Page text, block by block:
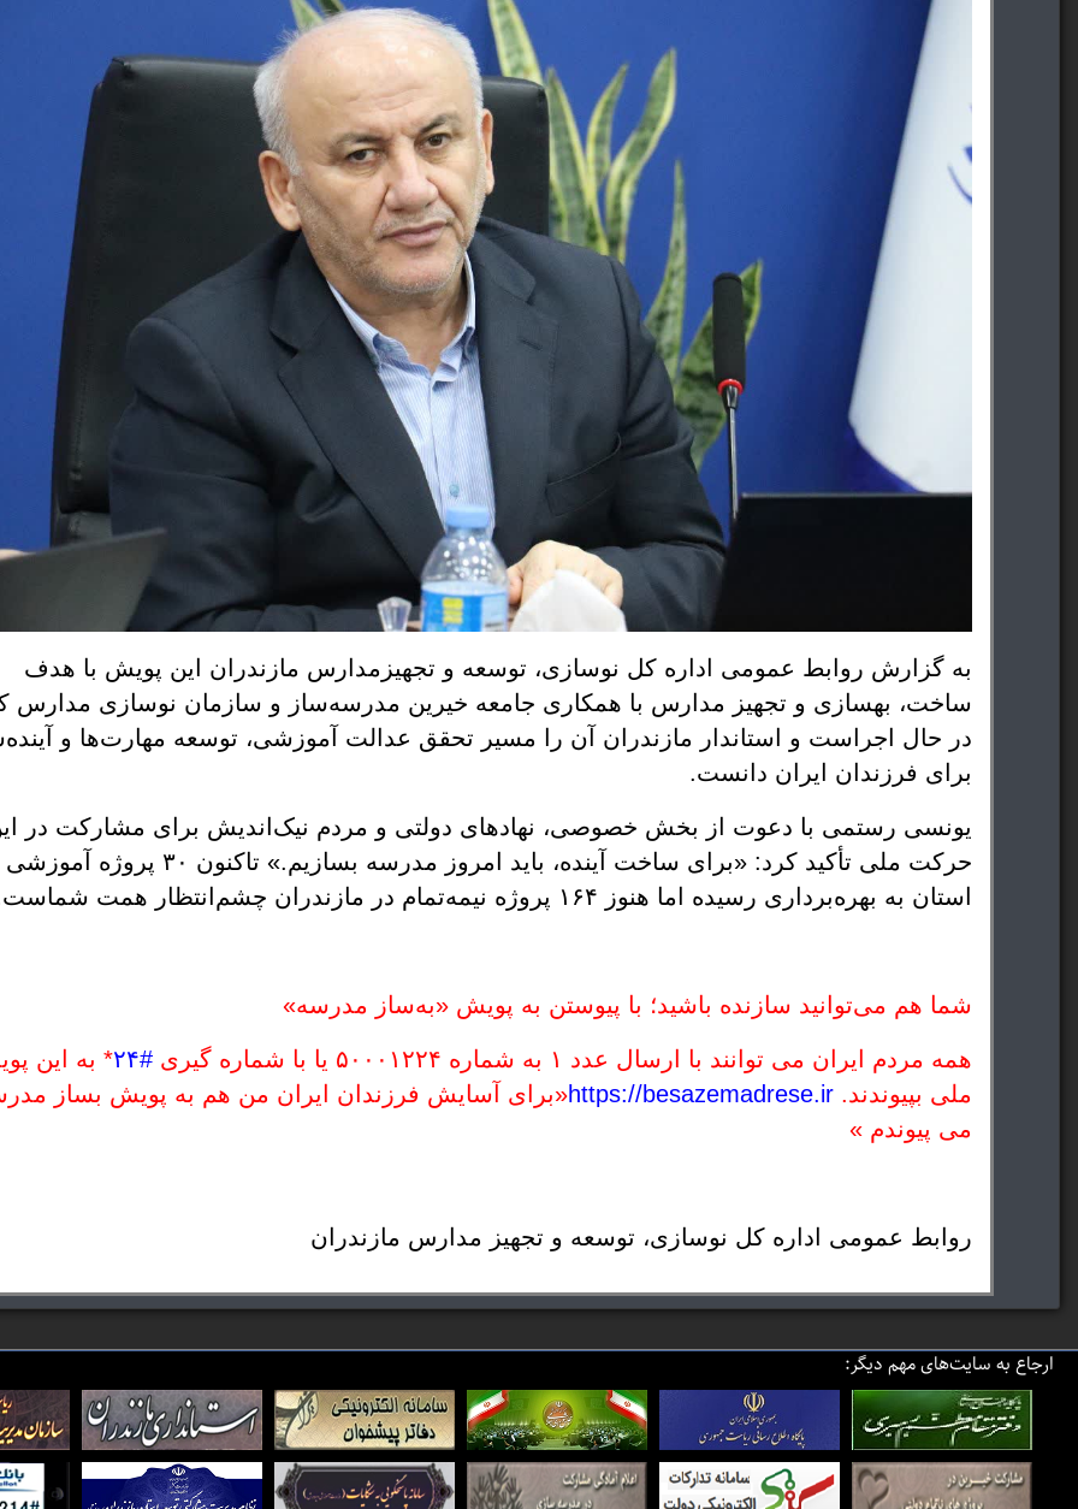
به گزارش روابط عمومی اداره کل نوسازی، توسعه و تجهیزمدارس مازندران این پویش با هدف
ساخت، بهسازی و تجهیز مدارس با همکاری جامعه خیرین مدرسه‌ساز و سازمان نوسازی مدارس
در حال اجراست و استاندار مازندران آن را مسیر تحقق عدالت آموزشی، توسعه مهارت‌ها و
برای فرزندان ایران دانست.
️یونسی رستمی با دعوت از بخش خصوصی، نهادهای دولتی و مردم نیک‌اندیش برای مشارکت در
حرکت ملی تأکید کرد: «برای ساخت آینده، باید امروز مدرسه بسازیم.»️ تاکنون ۳۰
استان به بهره‌برداری رسیده اما هنوز ۱۶۴ پروژه نیمه‌تمام در مازندران چشم‌انتظار همت شماست.
شما هم می‌توانید سازنده باشید؛ با پیوستن به پویش «به‌ساز مدرسه»
همه مردم ایران می توانند با ارسال عدد ۱ به شماره ۵۰۰۰۱۲۲۴ یا با شماره گیری #۲۴
* به این
ملی بپیوندند. https://besazemadrese.ir«برای آسایش فرزندان ایران من هم به پویش بساز
می پیوندم »
روابط عمومی اداره کل نوسازی، توسعه و تجهیز مدارس مازندران
ارجاع به سایت‌های مهم دیگر: